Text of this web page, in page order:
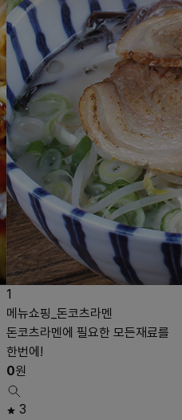
1
메뉴쇼핑_돈코츠라멘
돈코츠라멘에 필요한 모든재료를
한번에!
0원
3